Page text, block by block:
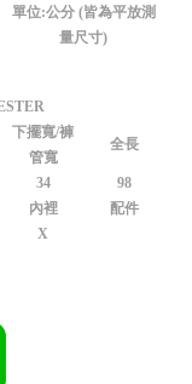
單位:公分 (皆為平放測
量尺寸)
下擺寬/褲
管寬
全長
34
98
內裡
配件
X